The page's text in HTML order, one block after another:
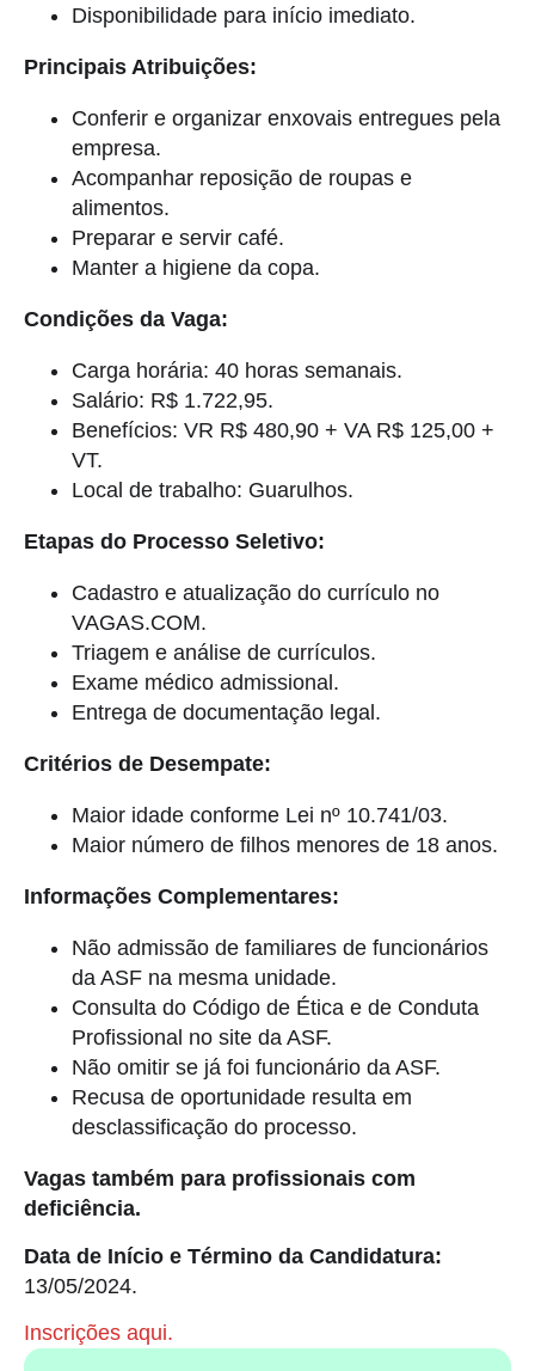
Disponibilidade para início imediato.
Principais Atribuições:
Conferir e organizar enxovais entregues pela
empresa.
Acompanhar reposição de roupas e
alimentos.
Preparar e servir café.
Manter a higiene da copa.
Condições da Vaga:
Carga horária: 40 horas semanais.
Salário: R$ 1.722,95.
Benefícios: VR R$ 480,90 + VA R$ 125,00 +
VT.
Local de trabalho: Guarulhos.
Etapas do Processo Seletivo:
Cadastro e atualização do currículo no
VAGAS.COM.
Triagem e análise de currículos.
Exame médico admissional.
Entrega de documentação legal.
Critérios de Desempate:
Maior idade conforme Lei nº 10.741/03.
Maior número de filhos menores de 18 anos.
Informações Complementares:
Não admissão de familiares de funcionários
da ASF na mesma unidade.
Consulta do Código de Ética e de Conduta
Profissional no site da ASF.
Não omitir se já foi funcionário da ASF.
Recusa de oportunidade resulta em
desclassificação do processo.
Vagas também para profissionais com
deficiência.
Data de Início e Término da Candidatura:
13/05/2024.
Inscrições aqui.